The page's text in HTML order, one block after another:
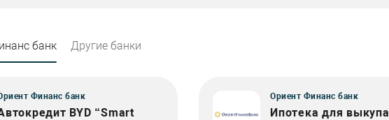
банк Другие банки
Финанс банк
BYD “Smart
Ориент Финанс банк
Ипотека для выкупа